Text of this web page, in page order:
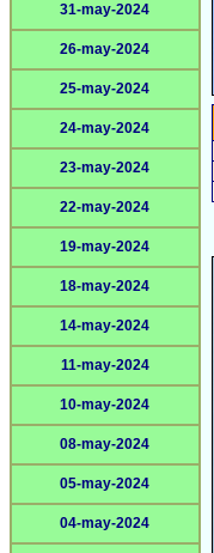
31-may-2024
26-may-2024
25-may-2024
24-may-2024
23-may-2024
22-may-2024
19-may-2024
18-may-2024
14-may-2024
11-may-2024
10-may-2024
08-may-2024
05-may-2024
04-may-2024